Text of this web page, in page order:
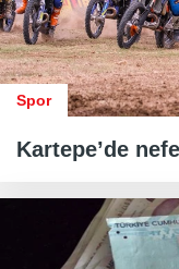
Spor
Kartepe’de